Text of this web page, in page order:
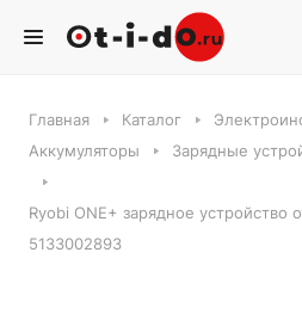
Главная Каталог
Аккумуляторы
Зарядные
Ryobi ONE+ зарядное устройство
5133002893